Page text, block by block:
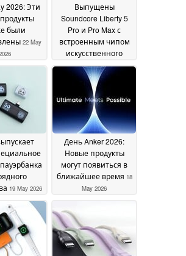
2026: Эти
были
22 May
Выпущены
Soundcore Liberty 5
Pro и Pro Max с
встроенным чипом
искусственного
интеллекта и
дисплеем AMOLED
на корпусе
19 May 2026
День Anker 2026:
Новые продукты
могут появиться в
ближайшее время 18
May 2026